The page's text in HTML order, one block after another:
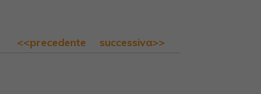
<<precedente successiva>>